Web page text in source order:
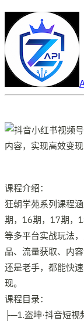
课程介绍：
狂朝学苑系列课程
期，16期，17期，
等多平台实战玩法
品、流量获取、内
还是老手，都能快
现。
课程目录：
├─1.盗坤·抖音短视